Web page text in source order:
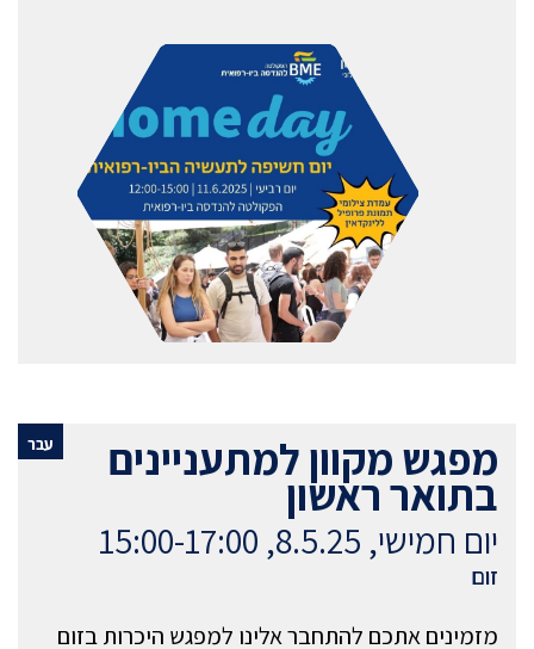
עבר מפגש מקוון למתעניינים
בתואר ראשון
יום חמישי, 8.5.25, 15:00-17:00
זום
מזמינים אתכם להתחבר אלינו למפגש היכרות בזום